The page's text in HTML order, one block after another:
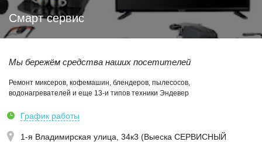
Смарт сервис
Мы бережём средства наших посетителей
Ремонт миксеров, кофемашин, блендеров, пылесосов,
водонагревателей и еще 13-и типов техники Эндевер
График работы
1-я Владимирская улица, 34к3 (Выеска СЕРВИСНЫЙ